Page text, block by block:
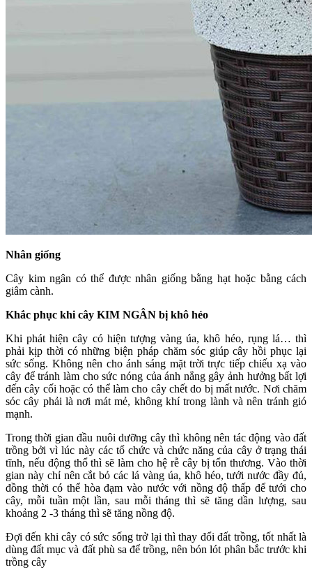
Nhân giống
Cây kim ngân có thể được nhân giống bằng hạt hoặc bằng cách
giâm cành.
Khắc phục khi cây KIM NGÂN bị khô héo
Khi phát hiện cây có hiện tượng vàng úa, khô héo, rụng lá… thì
phải kịp thời có những biện pháp chăm sóc giúp cây hồi phục lại
sức sống. Không nên cho ánh sáng mặt trời trực tiếp chiếu xạ vào
cây để tránh làm cho sức nóng của ánh nắng gây ảnh hưởng bất lợi
đến cây cối hoặc có thể làm cho cây chết do bị mất nước. Nơi chăm
sóc cây phải là nơi mát mẻ, không khí trong lành và nên tránh gió
mạnh.
Trong thời gian đầu nuôi dưỡng cây thì không nên tác động vào đất
trồng bởi vì lúc này các tổ chức và chức năng của cây ở trạng thái
tĩnh, nếu động thổ thì sẽ làm cho hệ rễ cây bị tổn thương. Vào thời
gian này chỉ nên cắt bỏ các lá vàng úa, khô héo, tưới nước đầy đủ,
đồng thời có thể hòa đạm vào nước với nồng độ thấp để tưới cho
cây, mỗi tuần một lần, sau mỗi tháng thì sẽ tăng dần lượng, sau
khoảng 2 -3 tháng thì sẽ tăng nồng độ.
Đợi đến khi cây có sức sống trở lại thì thay đổi đất trồng, tốt nhất là
dùng đất mục và đất phù sa để trồng, nên bón lót phân bắc trước khi
trồng cây